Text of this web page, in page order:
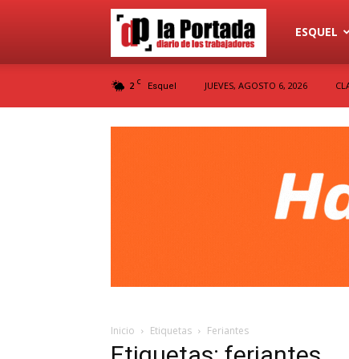
Diario
La
ESQUEL
2 C Esquel JUEVES, AGOSTO 6, 2026
Inicio Etiquetas Feriantes